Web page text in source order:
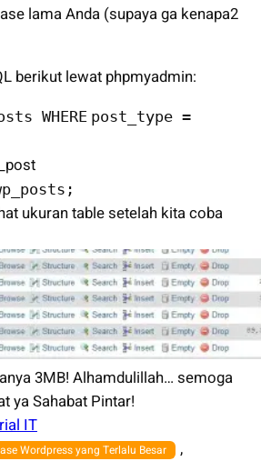
lama Anda (supaya ga kenapa2
berikut lewat phpmyadmin:
WHERE post_type =
ukuran table setelah kita coba
3MB! Alhamdulillah… semoga
ya Sahabat Pintar!
IT
Wordpress yang Terlalu Besar ,